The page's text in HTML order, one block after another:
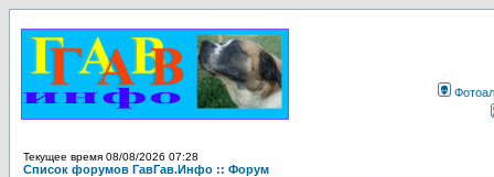
Текущее время 08/08/2026 07:28
Список форумов ГавГав.Инфо :: Форум